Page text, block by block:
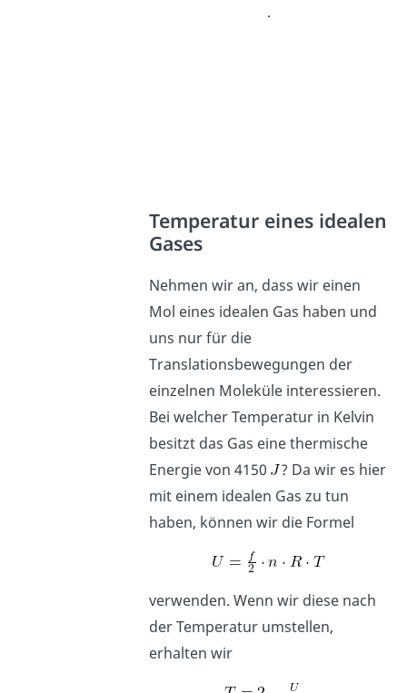
.
Temperatur eines idealen
Gases
Nehmen wir an, dass wir einen
Mol eines idealen Gas haben und
uns nur für die
Translationsbewegungen der
einzelnen Moleküle interessieren.
Bei welcher Temperatur in Kelvin
besitzt das Gas eine thermische
Energie von 4150 ? Da wir es hier
mit einem idealen Gas zu tun
haben, können wir die Formel
verwenden. Wenn wir diese nach
der Temperatur umstellen,
erhalten wir